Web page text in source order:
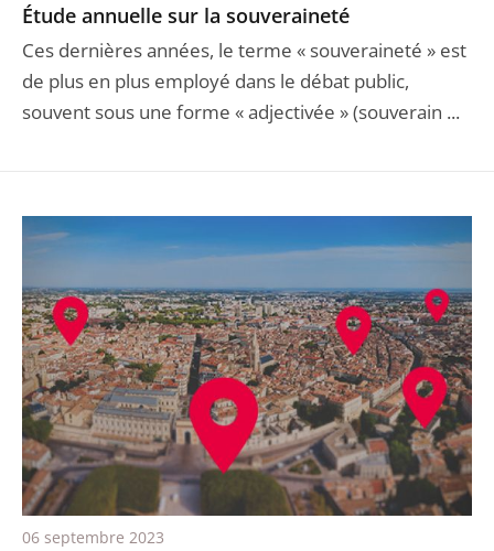
Étude annuelle sur la souveraineté
Ces dernières années, le terme « souveraineté » est
de plus en plus employé dans le débat public,
souvent sous une forme « adjectivée » (souverain ...
06 septembre 2023